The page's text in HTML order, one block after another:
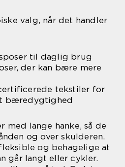
valg, når det handler
til daglig brug
der kan bære mere
tekstiler for
bæredygtighed
med lange hanke, så de
og over skulderen.
og behagelige at
går langt eller cykler.